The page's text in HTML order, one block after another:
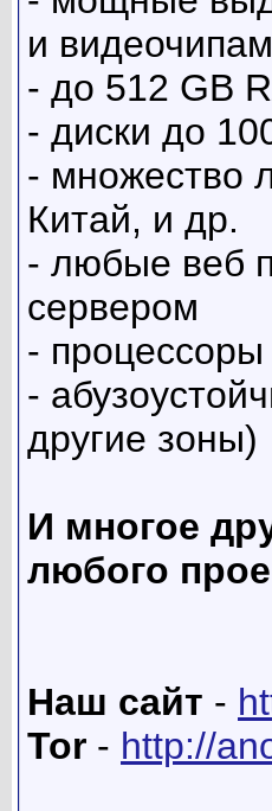
и
- до 512 GB
- диски до
- множество
Китай, и др.
- любые веб
сервером
-
-
другие зоны)
И многое
любого
Наш сайт -
Tor - http://